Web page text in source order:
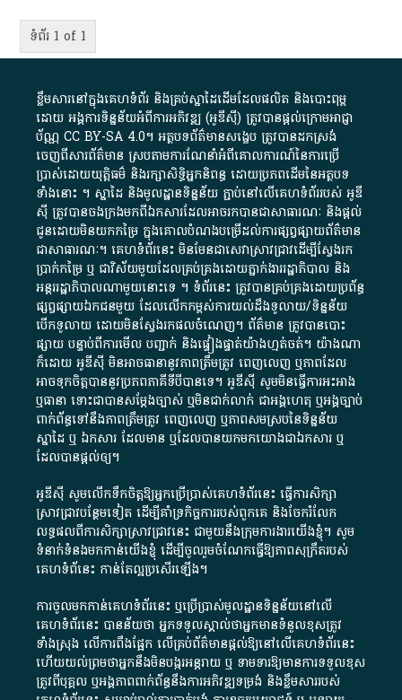
ទំព័រ 1 of 1
ខ្លឹមសារ​នៅ​ក្នុង​គេហទំព័រ និង​គ្រប់​ស្នា​ដៃ​ដើម​ដែល​ផលិត​ និង​បោះពុម្ព​
ដោយ​ អង្គការ​ទិន្នន័យ​អំពី​ការអភិវឌ្ឍ​​ (អូ​ឌី​ស៊ី)​ ត្រូវ​បាន​ផ្តល់​ក្រោម​អាជ្ញា
ប័ណ្ណ​CC BY-SA 4.0។​ អត្ថបទ​ព័ត៌មាន​សង្ខេប​ ត្រូវ​បាន​ដកស្រង់​
ចេញពី​សារព័ត៌មាន ស្របតាមការ​ណែនាំ​អំពី​គោលការណ៍​នៃ​ការ​ប្រើ
ប្រាស់​ដោយ​យុត្តិធម៌​ និង​រក្សាសិទ្ធិអ្នកនិពន្ធ ដោយ​ប្រភពដើម​នៃ​​អត្ថបទ
ទាំង​នោះ​ ។​ ស្នាដៃ​ និង​មូលដ្ឋាន​ទិន្នន័យ ​ភ្ជាប់​នៅ​លើ​គេហទំព័រ​របស់​ អូ​ឌី​
ស៊ី​ ត្រូវ​បាន​ចងក្រង​មក​ពី​ឯកសារ​ដែល​អាច​រក​បានជា​សាធារណៈ​ និង​ផ្តល់​
ជូន​ដោយ​មិន​យក​កម្រៃ​ ក្នុង​គោលបំណង​បម្រើ​ដល់ការ​ផ្សព្វផ្សាយ​ព័ត៌មាន​
ជា​សាធារណៈ​។​ គេហទំព័រ​នេះ​ មិនមែន​ជា​សេវា​ស្រាវជ្រាវ​ដើម្បី​ស្វែងរក
ប្រាក់​កម្រៃ​ ឬ​ ជា​វិស័យ​មួយ​ដែល​គ្រប់គ្រង​ដោយ​ភ្នាក់ងារ​រដ្ឋាភិបាល​ និង ​
អន្តររដ្ឋាភិបាល​ណាមួយ​នោះ​ទេ ​។​ ទំព័រ​នេះ​ ត្រូវ​បាន​គ្រប់គ្រង​ដោយ​ប្រព័ន្ធ​
ផ្សព្វផ្សាយ​ឯកជន​មួយ​ ដែល​លើកកម្ពស់​ការ​យល់​ដឹង​ទូលាយ​/​ទិន្នន័យ​
បើក​ទូលាយ​ ដោយ​មិនស្វែង​រក​ផល​ចំណេញ​។​ ព័ត៌មាន​ ត្រូវ​បាន​បោះ
ផ្សាយ​ បន្ទាប់​ពី​ការ​មើល​ បញ្ជាក់​ និង​ផ្ទៀងផ្ទាត់​យ៉ាង​ហ្មត់ចត់​។​ យ៉ាងណា​
ក៏​ដោយ​ អូ​ឌី​ស៊ី​ មិន​អាច​ធានា​នូវ​ភាព​ត្រឹមត្រូវ​ ពេញលេញ​ ឬ​ភាព​ដែល​
អាច​ទុកចិត្ត​បាននូវ​ប្រភព​ភាគី​ទី​បី​បាន​ទេ​។​ អូ​ឌី​ស៊ី​ សូម​មិន​ធ្វើការ​អះអាង​
ឬ​ធានា​ ទោះជា​បាន​សម្តែង​ច្បាស់​ ឬ​មិន​ជាក់លាក់​ ជា​អង្គហេតុ​ ឬ​អង្គច្បាប់​
ពាក់ព័ន្ធ​ទៅ​នឹង​ភាព​ត្រឹមត្រូវ​ ពេញលេញ​ ឬ​ភាព​សម​ស្រប​នៃ​ទិន្នន័យ​
ស្នាដៃ​ ឬ​ ឯកសារ​ ដែល​មាន​ ឬ​ដែល​បាន​យក​មក​យោង​ជា​ឯកសារ​ ឬ​
ដែល​បាន​ផ្តល់​ឲ្យ​។
អូឌីស៊ី សូមលើកទឹកចិត្តឱ្យអ្នកប្រើប្រាស់គេហទំព័រនេះ ធ្វើការសិក្សា
ស្រាវជ្រាវបន្ថែមទៀត ដើម្បីគាំទ្រកិច្ចការ​របស់ពួកគេ និងចែករំលែក
លទ្ធផលពីការសិក្សាស្រាវជ្រាវនេះ ជាមួយនឹងក្រុមការងារយើងខ្ញុំ។ សូម
ទំនាក់ទំនងមកកាន់យើងខ្ញុំ ដើម្បីចូលរួមចំណែកធ្វើឱ្យភាពសុក្រឹតរបស់
គេហទំព័នេះ កាន់តែល្អប្រសើរឡើង។
ការចូលមកកាន់គេហទំព័រនេះ ឬប្រើប្រាស់មូលដ្ឋានទិន្នន័យនៅលើ
គេហទំព័រនេះ បានន័យថា អ្នកទទួលស្គាល់ថាអ្នកមានទំនួលខុសត្រូវ
ទាំងស្រុង លើការពឹងផ្អែក លើគ្រប់ព័ត៌មានផ្តល់ឱ្យនៅលើគេហទំព័រនេះ
ហើយយល់ព្រមថាអ្នកនឹងមិនបង្ករអន្តរាយ ឬ ទាមទារ​ឱ្យមានការទទួលខុស​
ត្រូវពីបុគ្គល ឬអង្គភាពពាក់ព័ន្ធនឹងការអភិវឌ្ឍទម្រង់ និងខ្លឹមសាររបស់